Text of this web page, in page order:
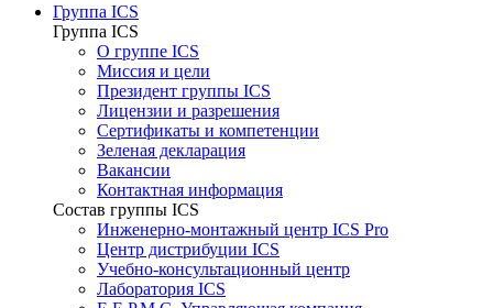
Группа ICS
Группа ICS
О группе ICS
Миссия и цели
Президент группы ICS
Лицензии и разрешения
Сертификаты и компетенции
Зеленая декларация
Вакансии
Контактная информация
Состав группы ICS
Инженерно-монтажный центр ICS Pro
Центр дистрибуции ICS
Учебно-консультационный центр
Лаборатория ICS